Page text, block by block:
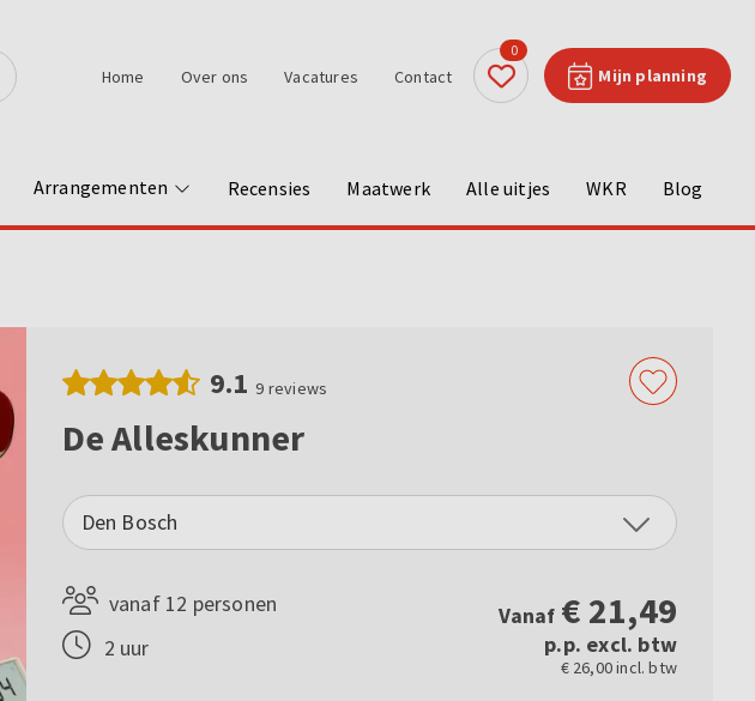
Mijn planning
0
Home Over ons Vacatures Contact
Arrangementen Recensies Maatwerk Alle uitjes WKR Blog
9.1 9 reviews
De Alleskunner
Den Bosch
vanaf 12 personen
2 uur
Vanaf € 21,49
p.p. excl. btw
€ 26,00 incl. btw